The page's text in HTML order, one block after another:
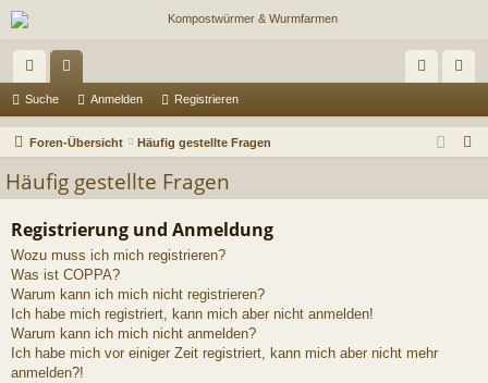
ch
ne
ug
riff
en m
de
ist
re
Suche Anmelden Registrieren
Foren-Übersicht Häufig gestellte Fragen
Häufig gestellte Fragen
Registrierung und Anmeldung
Wozu muss ich mich registrieren?
Was ist COPPA?
Warum kann ich mich nicht registrieren?
Ich habe mich registriert, kann mich aber nicht anmelden!
Warum kann ich mich nicht anmelden?
Ich habe mich vor einiger Zeit registriert, kann mich aber nicht mehr
anmelden?!